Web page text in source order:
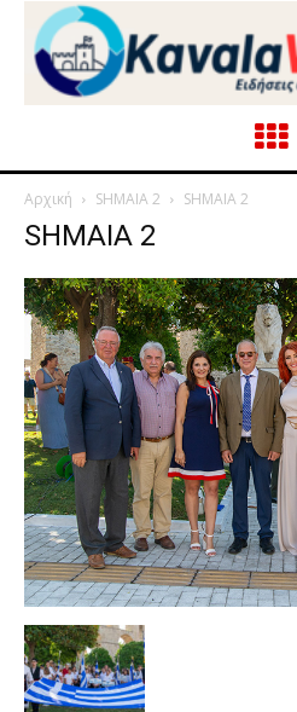
Αρχική SHMAIA 2 SHMAIA 2
SHMAIA 2